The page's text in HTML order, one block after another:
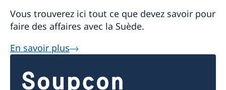
Vous trouverez ici tout ce que devez savoir pour
faire des affaires avec la Suède.
En savoir plus